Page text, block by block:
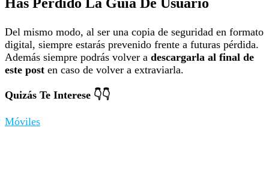
Del mismo modo, al ser una copia de seguridad en formato
digital, siempre estarás prevenido frente a futuras pérdida.
Además siempre podrás volver a descargarla al final de
este post en caso de volver a extraviarla.
Quizás Te Interese 👇👇
Móviles